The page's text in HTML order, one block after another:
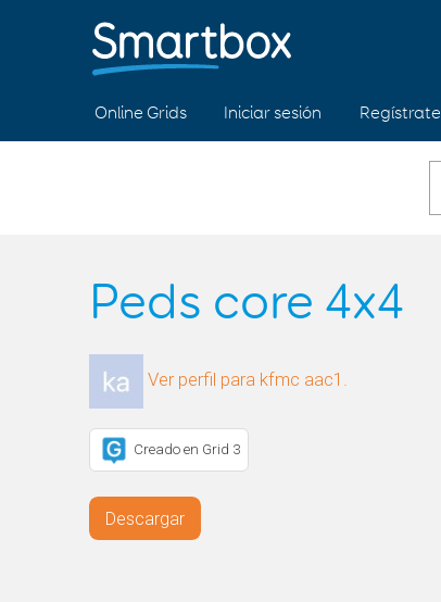
Online Grids Iniciar sesión Regístrate
Peds core 4x4
Ver perfil para kfmc aac1.
Creado en Grid 3
Descargar